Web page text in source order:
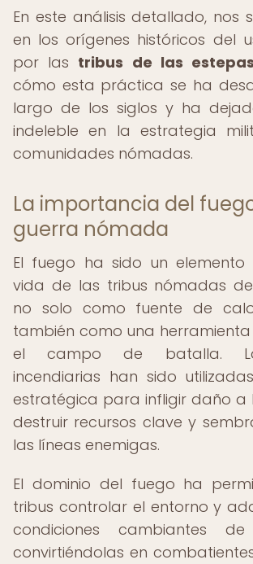
En este análisis detallado, nos
en los orígenes históricos del
por las tribus de las estepas
cómo esta práctica se ha
largo de los siglos y ha
indeleble en la estrategia
comunidades nómadas.
La importancia del
guerra nómada
El fuego ha sido un
vida de las tribus nómadas
no solo como fuente de
también como una
el campo de batalla.
incendiarias han sido
estratégica para infligir daño a
destruir recursos clave y
las líneas enemigas.
El dominio del fuego ha
tribus controlar el entorno y
condiciones cambiantes
convirtiéndolas en